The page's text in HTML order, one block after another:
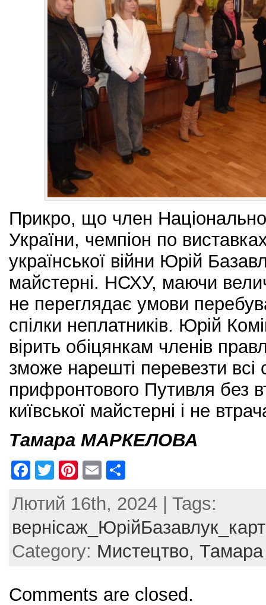
Прикро, що член
України, чемпіон по
української війни Юрій
майстерні. НСХУ, маючи
не переглядає умови
спілки неплатників. Юрій
вірить обіцянкам членів
зможе нарешті перевезти всі
прифронтового Путивля без
київської майстерні і не
Тамара МАРКЕЛОВА
F
c
e
b
T
itt
er
Pi
er
e
st
E
ai
l
ar
e
Лютий 16th, 2024 | Tags:
Category: Мистецтво,
Comments are closed.